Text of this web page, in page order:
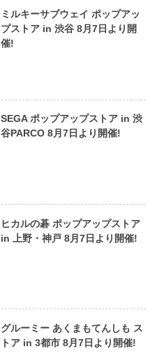
ミルキーサブウェイ ポップアッ
プストア in 渋谷 8月7日より開
催!
SEGA ポップアップストア in 渋
谷PARCO 8月7日より開催!
ヒカルの碁 ポップアップストア
in 上野・神戸 8月7日より開催!
グルーミー あくまもてんしも ス
トア in 3都市 8月7日より開催!